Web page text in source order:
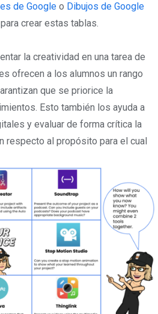
de Google o Dibujos de Google
crear estas tablas.
la creatividad en una tarea de
ofrecen a los alumnos un rango
que se priorice la
Esto también los ayuda a
y evaluar de forma crítica la
respecto al propósito para el cual